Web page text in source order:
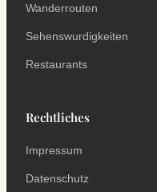
Wanderrouten
Sehenswurdigkeiten
Restaurants
Rechtliches
Impressum
Datenschutz